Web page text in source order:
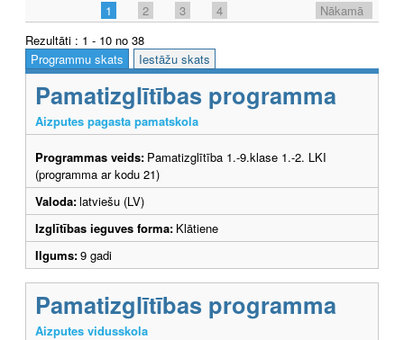
1 2 3 4
Nākamā
Rezultāti : 1 - 10 no 38
Programmu skats
Iestāžu skats
Pamatizglītības programma
Aizputes pagasta pamatskola
Programmas veids: Pamatizglītība 1.-9.klase 1.-2. LKI
(programma ar kodu 21)
Valoda:latviešu (LV)
Izglītības ieguves forma: Klātiene
Ilgums:9 gadi
Pamatizglītības programma
Aizputes vidusskola